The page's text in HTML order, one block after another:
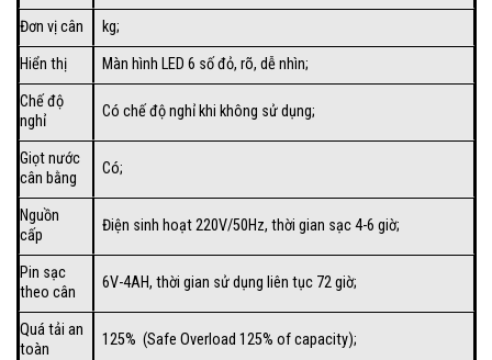
Đơn vị cân
kg;
Hiển thị
Màn hình LED 6 số đỏ, rõ, dễ nhìn;
Chế độ
nghỉ
Có chế độ nghỉ khi không sử dụng;
Giọt nước
cân bằng
Có;
Nguồn
cấp
Điện sinh hoạt 220V/50Hz, thời gian sạc 4-6 giờ;
Pin sạc
theo cân
6V-4AH, thời gian sử dụng liên tục 72 giờ;
Quá tải an
toàn
125% (Safe Overload 125% of capacity);